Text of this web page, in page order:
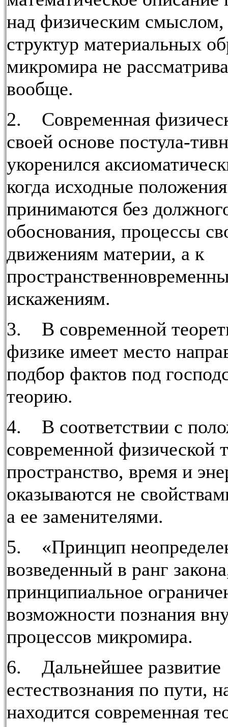
над физическим смыслом,
структур материальных
микромира не
вообще.
2. Современная
своей основе постула-
укоренился
когда исходные положения
принимаются без
обоснования, процессы
движениям материи, а к
искажениям.
3. В современной
физике имеет место
подбор фактов под
теорию.
4. В соответствии с
современной физической
пространство, время и
оказываются не
а ее заменителями.
5. «Принцип
возведенный в ранг
принципиальное
возможности познания
процессов микромира.
6. Дальнейшее развитие
естествознания по пути,
находится современная